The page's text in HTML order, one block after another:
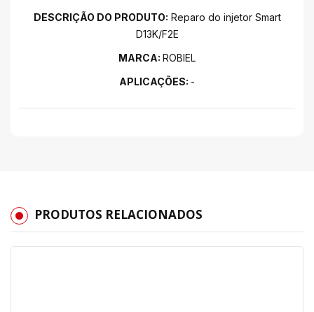
DESCRIÇÃO DO PRODUTO: Reparo do injetor Smart
D13K/F2E
MARCA: ROBIEL
APLICAÇÕES: -
PRODUTOS RELACIONADOS